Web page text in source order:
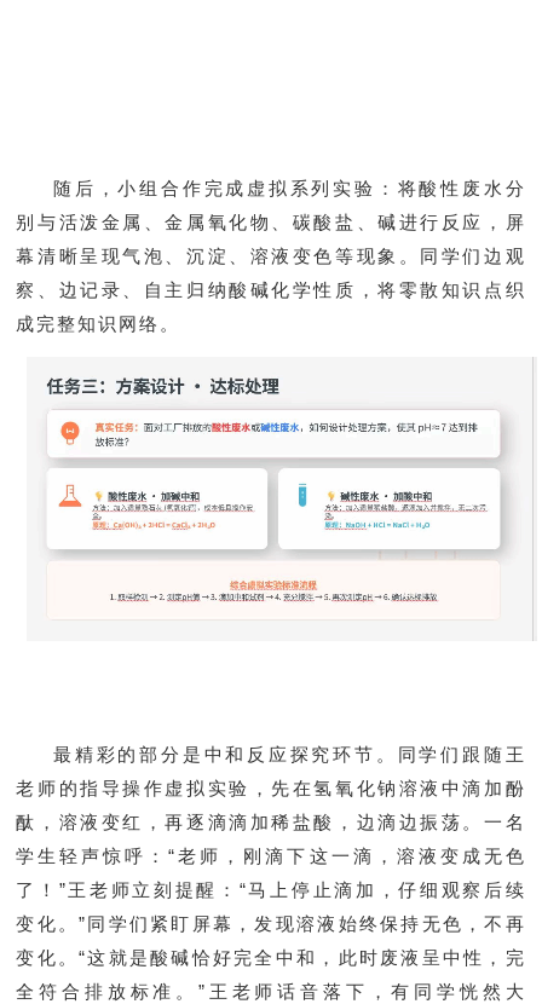
随后，小组合作完成虚拟系列实验：将酸性废水分
别与活泼金属、金属氧化物、碳酸盐、碱进行反应，屏
幕清晰呈现气泡、沉淀、溶液变色等现象。同学们边观
察、边记录、自主归纳酸碱化学性质，将零散知识点织
成完整知识网络。
最精彩的部分是中和反应探究环节。同学们跟随王
老师的指导操作虚拟实验，先在氢氧化钠溶液中滴加酚
酞，溶液变红，再逐滴滴加稀盐酸，边滴边振荡。一名
学生轻声惊呼：“老师，刚滴下这一滴，溶液变成无色
了！”王老师立刻提醒：“马上停止滴加，仔细观察后续
变化。”同学们紧盯屏幕，发现溶液始终保持无色，不再
变化。“这就是酸碱恰好完全中和，此时废液呈中性，完
全符合排放标准。”王老师话音落下，有同学恍然大